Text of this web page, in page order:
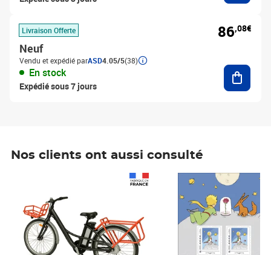
Livraison Offerte
Neuf
Vendu et expédié parASD4.05/5(38)
En stock
Expédié sous 7 jours
86,08€
Nos clients ont aussi consulté
Prix 7,50€